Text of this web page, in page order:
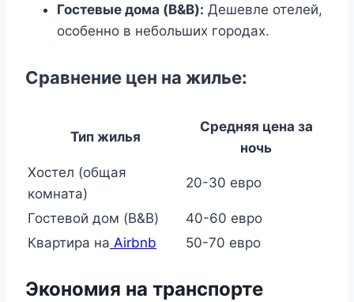
Гостевые дома (B&B): Дешевле отелей,
особенно в небольших городах.
Сравнение цен на жилье:
Тип жилья
Средняя цена за
ночь
Хостел (общая
комната)
20-30 евро
Гостевой дом (B&B)
40-60 евро
Квартира на Airbnb 50-70 евро
Экономия на транспорте